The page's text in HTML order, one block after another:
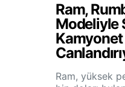
Ram,
Modeliyle
Ram, yüksek